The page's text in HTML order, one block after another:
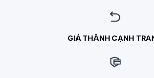
GIÁ THÀNH CẠNH